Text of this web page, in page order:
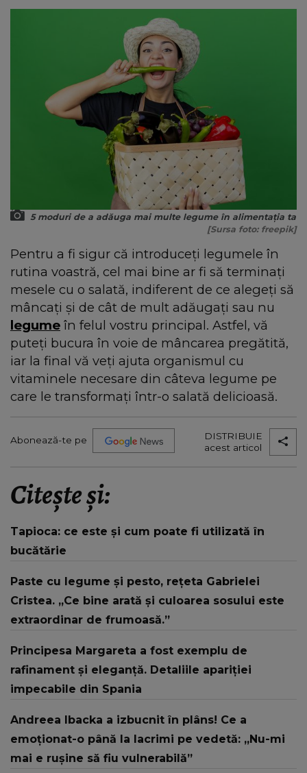
5 moduri de a adăuga mai multe legume în alimentația ta
[Sursa foto: freepik]
Pentru a fi sigur că introduceți legumele în
rutina voastră, cel mai bine ar fi să terminați
mesele cu o salată, indiferent de ce alegeți să
mâncați și de cât de mult adăugați sau nu
legume în felul vostru principal. Astfel, vă
puteți bucura în voie de mâncarea pregătită,
iar la final vă veți ajuta organismul cu
vitaminele necesare din câteva legume pe
care le transformați într-o salată delicioasă.
Abonează-te pe
DISTRIBUIE
acest articol
Citește și:
Tapioca: ce este și cum poate fi utilizată în
bucătărie
Paste cu legume și pesto, rețeta Gabrielei
Cristea. „Ce bine arată și culoarea sosului este
extraordinar de frumoasă.”
Principesa Margareta a fost exemplu de
rafinament și eleganță. Detaliile apariției
impecabile din Spania
Andreea Ibacka a izbucnit în plâns! Ce a
emoționat-o până la lacrimi pe vedetă: „Nu-mi
mai e rușine să fiu vulnerabilă”